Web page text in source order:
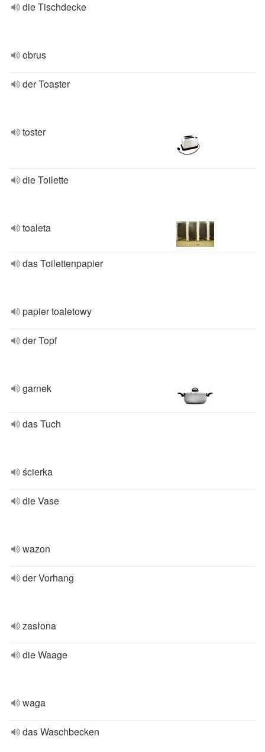
die Tischdecke
obrus
der Toaster
toster
die Toilette
toaleta
das Toilettenpapier
papier toaletowy
der Topf
garnek
das Tuch
ścierka
die Vase
wazon
der Vorhang
zasłona
die Waage
waga
das Waschbecken